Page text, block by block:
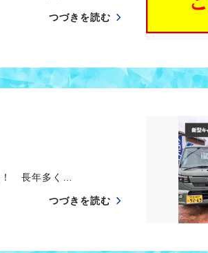
つづきを読む
長年多く…
つづきを読む